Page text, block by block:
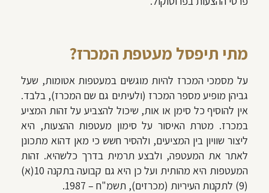
מתי תיפסל מעטפת המכרז?
על מסמכי המכרז להיות מוגשים במעטפות אטומות, שעל
גביהן מופיע מספר המכרז (ולעיתים גם שם המכרז), בלבד.
אין להוסיף כל סימן או אות, שיכול להצביע על זהות המציע
במכרז. מטרת האיסור על סימון מעטפות ההצעות, היא
ליצור שוויון בין המציעים, ולהסיר חשש כי מאן דהוא מתכונן
לאתר את המעטפה, ולבצע תרמית בדרך כלשהיא. זהות
המעטפות היא מהותית ועל כן היא גם קבועה בתקנה 10(א)
(9) לתקנות העיריות (מכרזים), תשמ"ח – 1987.